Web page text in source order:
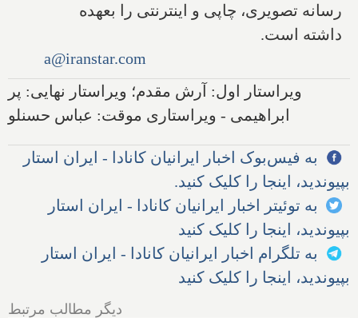
رسانه تصویری، چاپی و اینترنتی را بعهده
داشته است.
a@iranstar.com
ویراستار اول: آرش مقدم؛ ویراستار نهایی: پر
ابراهیمی - ویراستاری موقت: عباس حسنلو
به فیس‌بوک اخبار ایرانیان کانادا - ایران استار
بپیوندید، اینجا را کلیک کنید.
به توئیتر اخبار ایرانیان کانادا - ایران استار
بپیوندید، اینجا را کلیک کنید
به تلگرام اخبار ایرانیان کانادا - ایران استار
بپیوندید، اینجا را کلیک کنید
دیگر مطالب مرتبط